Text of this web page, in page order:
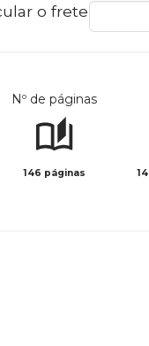
o frete
Nº de páginas
146 páginas